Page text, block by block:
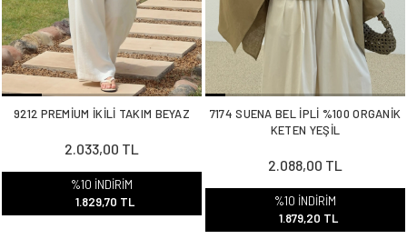
9212 PREMİUM İKİLİ TAKIM BEYAZ
2.033,00 TL
%10 İNDİRİM
1.829,70 TL
7174 SUENA BEL İPLİ %100 ORGANİK
KETEN YEŞİL
2.088,00 TL
%10 İNDİRİM
1.879,20 TL